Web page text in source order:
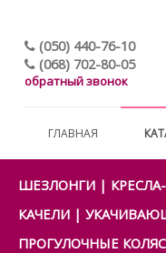
(050) 440-76-10
(068) 702-80-05
обратный звонок
ГЛАВНАЯ
ШЕЗЛОНГИ | КРЕСЛА-
КАЧЕЛИ |
ПРОГУЛОЧНЫЕ